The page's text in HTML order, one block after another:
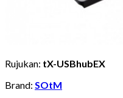
Rujukan: tX-USBhubEX
Brand: SOtM